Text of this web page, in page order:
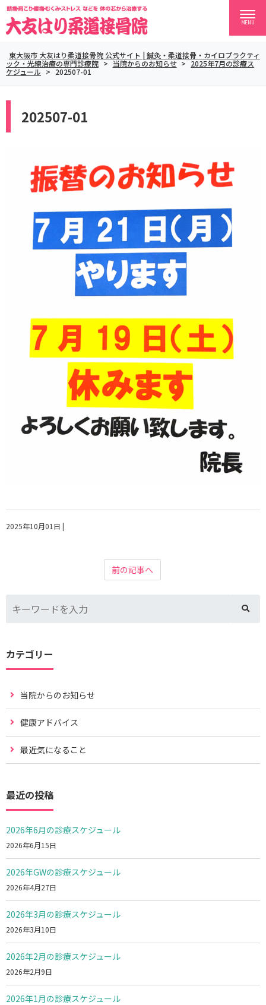
MENU
東大阪市 大友はり柔道接骨院 公式サイト | 鍼灸・柔道接骨・カイロプラクティ
ック・光線治療の専門診療院 > 当院からのお知らせ > 2025年7月の診療ス
ケジュール > 202507-01
202507-01
2025年10月01日 |
前の記事へ
カテゴリー
当院からのお知らせ
健康アドバイス
最近気になること
最近の投稿
2026年6月の診療スケジュール
2026年6月15日
2026年GWの診療スケジュール
2026年4月27日
2026年3月の診療スケジュール
2026年3月10日
2026年2月の診療スケジュール
2026年2月9日
2026年1月の診療スケジュール